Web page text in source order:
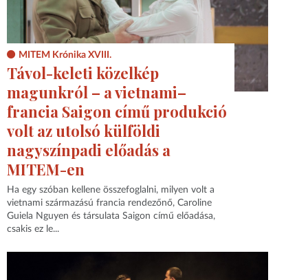
MITEM Krónika XVIII.
Távol-keleti közelkép
magunkról – a vietnami–
francia Saigon című produkció
volt az utolsó külföldi
nagyszínpadi előadás a
MITEM-en
Ha egy szóban kellene összefoglalni, milyen volt a
vietnami származású francia rendezőnő, Caroline
Guiela Nguyen és társulata Saigon című előadása,
csakis ez le...